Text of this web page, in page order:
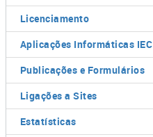
Licenciamento
Aplicações Informáticas IEC
Publicações e Formulários
Ligações a Sites
Estatísticas